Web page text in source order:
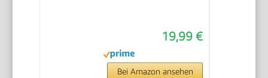
19,99 €
Bei Amazon ansehen